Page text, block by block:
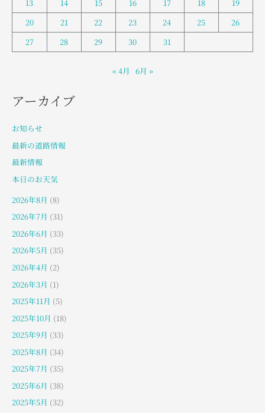
13
14 15 16 17 18
19
20
21 22 23 24 25
26
27
28 29 30 31
« 4月 6月 »
アーカイブ
お知らせ
最新の道路情報
最新情報
本日のお天気
2026年8月 (8)
2026年7月 (31)
2026年6月 (33)
2026年5月 (35)
2026年4月 (2)
2026年3月 (1)
2025年11月 (5)
2025年10月 (18)
2025年9月 (33)
2025年8月 (34)
2025年7月 (35)
2025年6月 (38)
2025年5月 (32)